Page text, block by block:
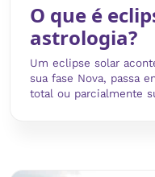
O que é
astrologia?
Um eclipse solar
sua fase Nova, passa
total ou parcialmente